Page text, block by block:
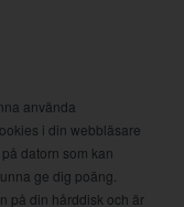
använda
i din webbläsare
datorn som kan
ge dig poäng.
på din hårddisk och är